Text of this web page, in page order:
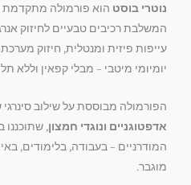
נוטרי בוסט
המשלבת רכיבים טבעיים לחיזוק
עייפות פיזית ומנטלית, חיזוק
יומיומי מיטבי – מבלי קפאין וללא
הפורמולה מבוססת על שילוב
אדפטוגניים ונוגדי חמצון, שתוכננו
המודרניים – בעבודה, בלימודים,
מוגבר.